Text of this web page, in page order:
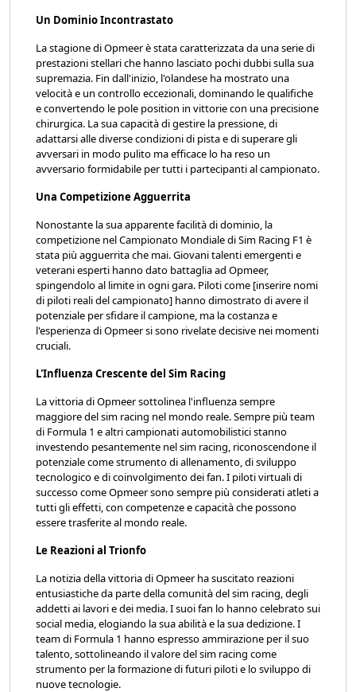
Un Dominio Incontrastato
La stagione di Opmeer è stata caratterizzata da una serie di
prestazioni stellari che hanno lasciato pochi dubbi sulla sua
supremazia. Fin dall'inizio, l'olandese ha mostrato una
velocità e un controllo eccezionali, dominando le qualifiche
e convertendo le pole position in vittorie con una precisione
chirurgica. La sua capacità di gestire la pressione, di
adattarsi alle diverse condizioni di pista e di superare gli
avversari in modo pulito ma efficace lo ha reso un
avversario formidabile per tutti i partecipanti al campionato.
Una Competizione Agguerrita
Nonostante la sua apparente facilità di dominio, la
competizione nel Campionato Mondiale di Sim Racing F1 è
stata più agguerrita che mai. Giovani talenti emergenti e
veterani esperti hanno dato battaglia ad Opmeer,
spingendolo al limite in ogni gara. Piloti come [inserire nomi
di piloti reali del campionato] hanno dimostrato di avere il
potenziale per sfidare il campione, ma la costanza e
l'esperienza di Opmeer si sono rivelate decisive nei momenti
cruciali.
L'Influenza Crescente del Sim Racing
La vittoria di Opmeer sottolinea l'influenza sempre
maggiore del sim racing nel mondo reale. Sempre più team
di Formula 1 e altri campionati automobilistici stanno
investendo pesantemente nel sim racing, riconoscendone il
potenziale come strumento di allenamento, di sviluppo
tecnologico e di coinvolgimento dei fan. I piloti virtuali di
successo come Opmeer sono sempre più considerati atleti a
tutti gli effetti, con competenze e capacità che possono
essere trasferite al mondo reale.
Le Reazioni al Trionfo
La notizia della vittoria di Opmeer ha suscitato reazioni
entusiastiche da parte della comunità del sim racing, degli
addetti ai lavori e dei media. I suoi fan lo hanno celebrato sui
social media, elogiando la sua abilità e la sua dedizione. I
team di Formula 1 hanno espresso ammirazione per il suo
talento, sottolineando il valore del sim racing come
strumento per la formazione di futuri piloti e lo sviluppo di
nuove tecnologie.